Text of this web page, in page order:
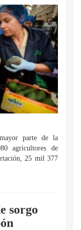
parte de la
agricultores de
25 mil 377
sorgo